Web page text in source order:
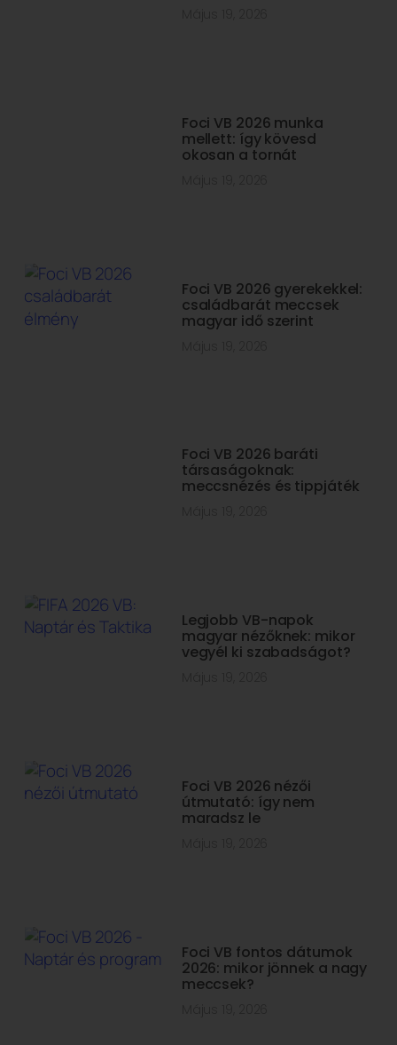
Foci VB 2026 munka
mellett: így kövesd
okosan a tornát
Foci VB 2026 gyerekekkel:
családbarát meccsek
magyar idő szerint
Foci VB 2026 baráti
társaságoknak:
meccsnézés és tippjáték
Legjobb VB-napok
magyar nézőknek: mikor
vegyél ki szabadságot?
Foci VB 2026 nézői
útmutató: így nem
maradsz le
Foci VB fontos dátumok
2026: mikor jönnek a nagy
meccsek?